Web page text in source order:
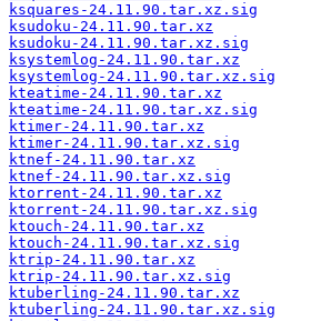
ksquares-24.11.90.tar.xz.sig
ksudoku-24.11.90.tar.xz
ksudoku-24.11.90.tar.xz.sig
ksystemlog-24.11.90.tar.xz
ksystemlog-24.11.90.tar.xz.sig
kteatime-24.11.90.tar.xz
kteatime-24.11.90.tar.xz.sig
ktimer-24.11.90.tar.xz
ktimer-24.11.90.tar.xz.sig
ktnef-24.11.90.tar.xz
ktnef-24.11.90.tar.xz.sig
ktorrent-24.11.90.tar.xz
ktorrent-24.11.90.tar.xz.sig
ktouch-24.11.90.tar.xz
ktouch-24.11.90.tar.xz.sig
ktrip-24.11.90.tar.xz
ktrip-24.11.90.tar.xz.sig
ktuberling-24.11.90.tar.xz
ktuberling-24.11.90.tar.xz.sig